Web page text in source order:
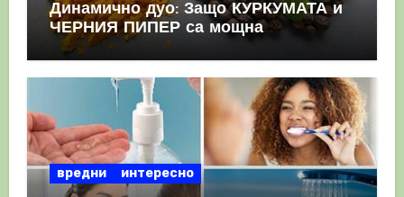
Динамично дуо: Защо КУРКУМАТА и
ЧЕРНИЯ ПИПЕР са мощна
комбинация
вредни интересно